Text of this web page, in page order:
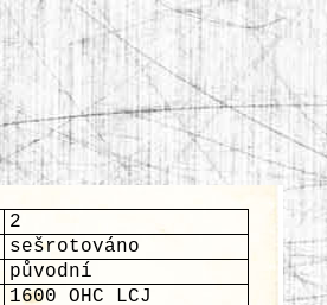
2
sešrotováno
původní
1600 OHC LCJ